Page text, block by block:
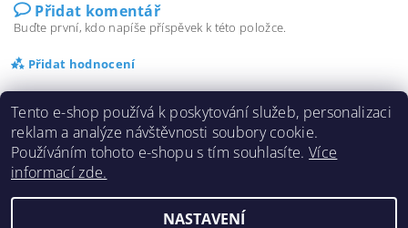
Přidat komentář
Buďte první, kdo napíše příspěvek k této položce.
Přidat hodnocení
Doprava a platba
Tento e-shop používá k poskytování služeb, personalizaci
reklam a analýze návštěvnosti soubory cookie.
Používáním tohoto e-shopu s tím souhlasíte.Více
informací zde.
NASTAVENÍ